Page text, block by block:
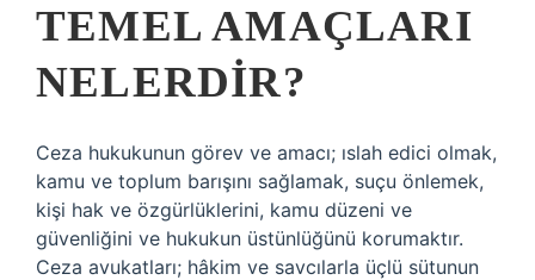
TEMEL AMAÇLARI
NELERDIR?
Ceza hukukunun görev ve amacı; ıslah edici olmak,
kamu ve toplum barışını sağlamak, suçu önlemek,
kişi hak ve özgürlüklerini, kamu düzeni ve
güvenliğini ve hukukun üstünlüğünü korumaktır.
Ceza avukatları; hâkim ve savcılarla üçlü sütunun